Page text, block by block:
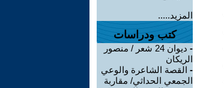
المزيد.....
كتب ودراسات
-
ديوان 24 شعر / منصور
الريكان
- القصة الشاعرة والوعي
الجمعي الحداثي/ مقاربة